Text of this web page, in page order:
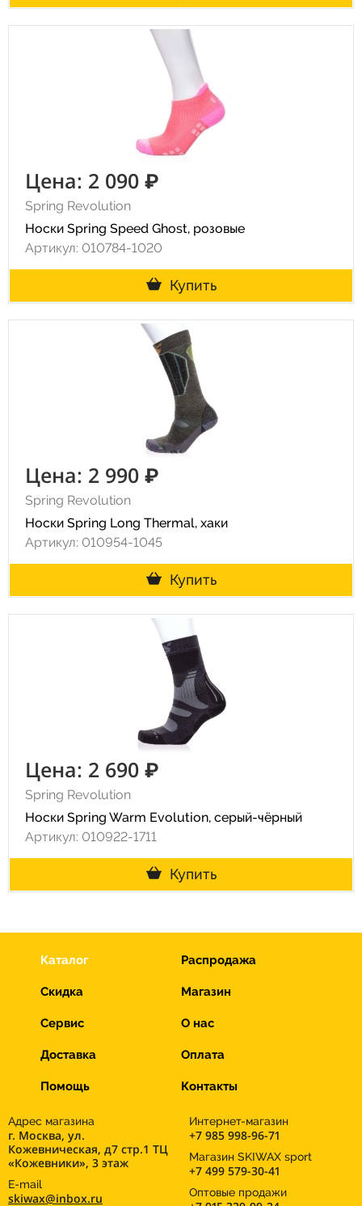
Цена: 2 090 ₽
Spring Revolution
Носки Spring Speed Ghost, розовые
Артикул: 010784-1020
Купить
Цена: 2 990 ₽
Spring Revolution
Носки Spring Long Thermal, хаки
Артикул: 010954-1045
Купить
Цена: 2 690 ₽
Spring Revolution
Носки Spring Warm Evolution, серый-чёрный
Артикул: 010922-1711
Купить
Каталог Распродажа
Скидка Магазин
Сервис О нас
Доставка Оплата
Помощь Контакты
Адрес магазина
г. Москва, ул.
Кожевническая, д7 стр.1 ТЦ
«Кожевники», 3 этаж
E-mail
skiwax@inbox.ru
Интернет-магазин
+7 985 998-96-71
Магазин SKIWAX sport
+7 499 579-30-41
Оптовые продажи